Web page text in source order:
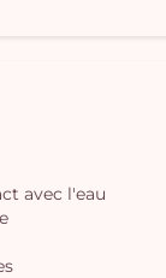
avec l'eau